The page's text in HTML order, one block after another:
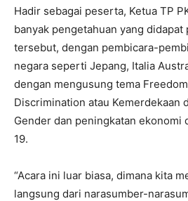
Hadir sebagai peserta, Ketua TP
banyak pengetahuan yang didapat
tersebut, dengan pembicara-
negara seperti Jepang, Italia
dengan mengusung tema
Discrimination atau Kemerdekaan
Gender dan peningkatan ekonomi
19.
“Acara ini luar biasa, dimana kita
langsung dari narasumber-